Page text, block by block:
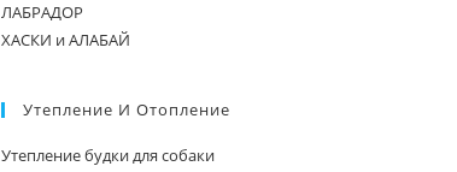
ХАСКИ и АЛАБАЙ
Основные принципы и требования к утеплению